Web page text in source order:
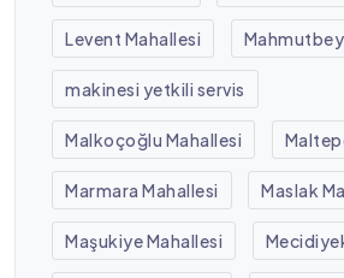
Levent Mahallesi
makinesi yetkili servis
Malkoçoğlu Mahallesi
Marmara Mahallesi Maslak
Maşukiye Mahallesi